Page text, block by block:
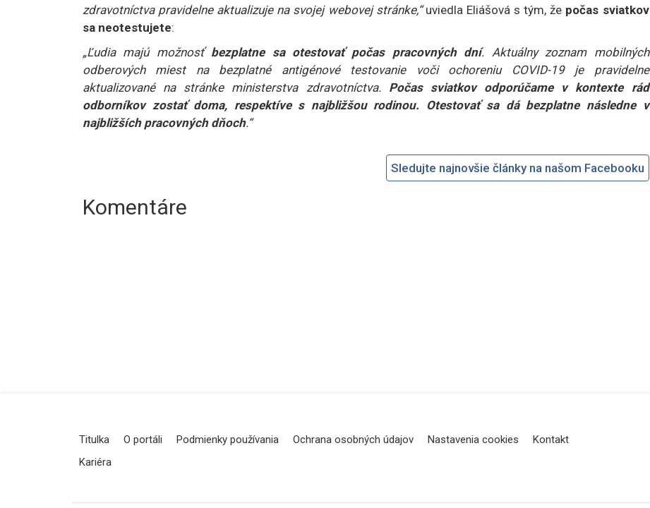
zdravotníctva pravidelne aktualizuje na svojej webovej stránke,“uviedla Eliášová s tým, že počas sviatkov
sa neotestujete:
„Ľudia majú možnosť bezplatne sa otestovať počas pracovných dní. Aktuálny zoznam mobilných
odberových miest na bezplatné antigénové testovanie voči ochoreniu COVID-19 je pravidelne
aktualizované na stránke ministerstva zdravotníctva. Počas sviatkov odporúčame v kontexte rád
odborníkov zostať doma, respektíve s najbližšou rodinou. Otestovať sa dá bezplatne následne v
najbližších pracovných dňoch.“
Sledujte najnovšie články na našom Facebooku
Komentáre
Titulka O portáli Podmienky používania Ochrana osobných údajov Nastavenia cookies
Kontakt
Kariéra